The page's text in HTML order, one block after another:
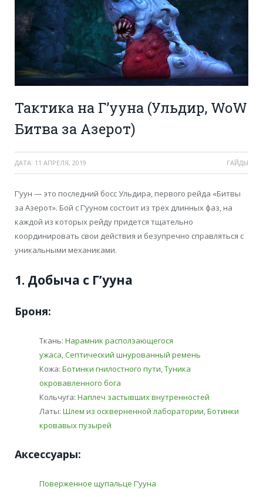
Тактика на Г’ууна (Ульдир, WoW
Битва за Азерот)
ДАТА: 11 АПРЕЛЯ, 2019 ГАЙДЫ
Г’уун — это последний босс Ульдира, первого рейда «Битвы
за Азерот». Бой с Г’ууном состоит из трех длинных фаз, на
каждой из которых рейду придется тщательно
координировать свои действия и безупречно справляться с
уникальными механиками.
1. Добыча с Г’ууна
Броня:
Ткань: Нарамник расползающегося
ужаса,Септический шнурованный ремень
Кожа: Ботинки гнилостного пути,Туника
окровавленного бога
Кольчуга: Наплеч застывших внутренностей
Латы: Шлем из оскверненной лаборатории,Ботинки
кровавых пузырей
Аксессуары:
Поверженное щупальце Г’ууна